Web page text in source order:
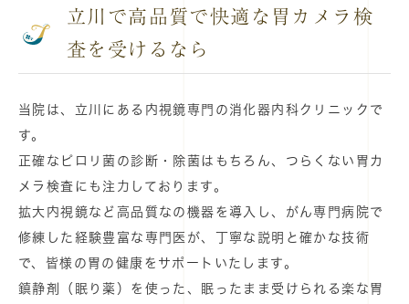
立川で高品質で快適な胃カメラ検
査を受けるなら
当院は、立川にある内視鏡専門の消化器内科クリニックで
す。
正確なピロリ菌の診断・除菌はもちろん、つらくない胃カ
メラ検査にも注力しております。
拡大内視鏡など高品質なの機器を導入し、がん専門病院で
修練した経験豊富な専門医が、丁寧な説明と確かな技術
で、皆様の胃の健康をサポートいたします。
鎮静剤（眠り薬）を使った、眠ったまま受けられる楽な胃